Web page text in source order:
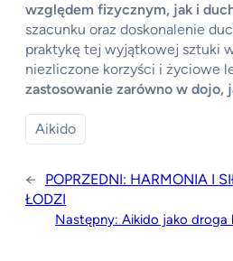
względem fizycznym, jak i
szacunku oraz doskonalenie
praktykę tej wyjątkowej sztuki
niezliczone korzyści i życiowe
zastosowanie zarówno w dojo,
Aikido
← POPRZEDNI: HARMONIA I
ŁODZI
Następny: Aikido jako droga